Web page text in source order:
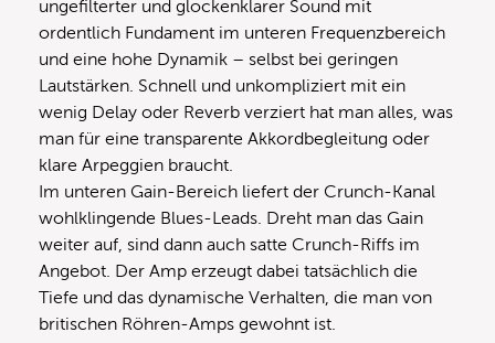
ungefilterter und glockenklarer Sound mit
ordentlich Fundament im unteren Frequenzbereich
und eine hohe Dynamik – selbst bei geringen
Lautstärken. Schnell und unkompliziert mit ein
wenig Delay oder Reverb verziert hat man alles, was
man für eine transparente Akkordbegleitung oder
klare Arpeggien braucht.
Im unteren Gain-Bereich liefert der Crunch-Kanal
wohlklingende Blues-Leads. Dreht man das Gain
weiter auf, sind dann auch satte Crunch-Riffs im
Angebot. Der Amp erzeugt dabei tatsächlich die
Tiefe und das dynamische Verhalten, die man von
britischen Röhren-Amps gewohnt ist.